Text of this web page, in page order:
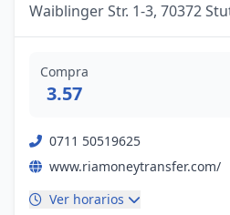
Waiblinger Str. 1-3, 70372
Compra
3.57
0711 50519625
www.riamoneytransfer.com/
Ver horarios